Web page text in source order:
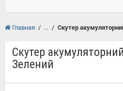
Главная / / Скутер
Скутер акумуляторний
Зелений